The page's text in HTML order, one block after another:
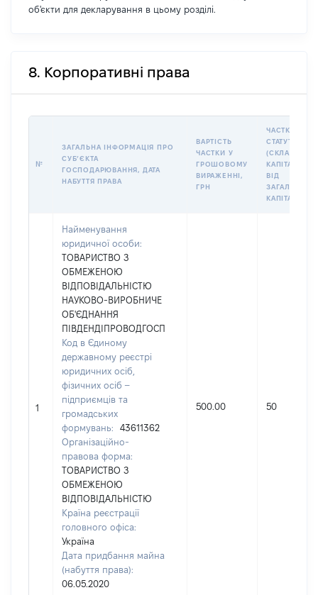
об'єкти для декларування в цьому розділі.
8. Корпоративні права
№
ЗАГАЛЬНА ІНФОРМАЦІЯ ПРО
СУБʼЄКТА
ГОСПОДАРЮВАННЯ, ДАТА
НАБУТТЯ ПРАВА
ВАРТІСТЬ
ЧАСТКИ У
ГРОШОВОМУ
ВИРАЖЕННІ,
ГРН
ЧАСТКА У
СТАТУТНОМУ
КАПІТАЛІ (%
ВІД
ЗАГАЛЬНОГО
КАПІТАЛУ)
1
Найменування
юридичної особи:
ТОВАРИСТВО З
ОБМЕЖЕНОЮ
ВІДПОВІДАЛЬНІСТЮ
НАУКОВО-ВИРОБНИЧЕ
ОБ'ЄДНАННЯ
ПІВДЕНДІПРОВОДГОСП
Код в Єдиному
державному реєстрі
юридичних осіб,
фізичних осіб –
підприємців та
громадських
формувань:
43611362
Організаційно-
правова форма:
ТОВАРИСТВО З
ОБМЕЖЕНОЮ
ВІДПОВІДАЛЬНІСТЮ
Країна реєстрації
головного офіса:
Україна
Дата придбання майна
(набуття права):
06.05.2020
500.00 50